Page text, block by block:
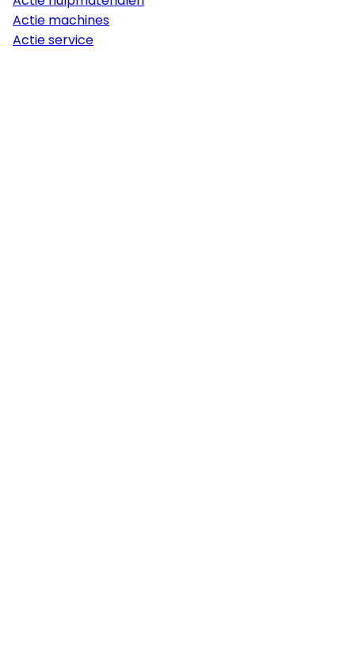
Actie machines
Actie service